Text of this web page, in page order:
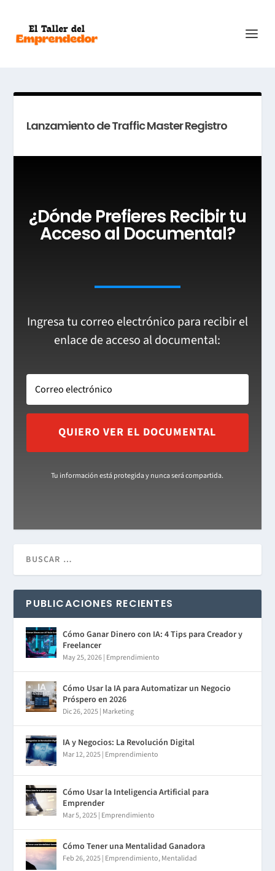
Lanzamiento de Traffic Master Registro
¿Dónde Prefieres Recibir tu
Acceso al Documental?
Ingresa tu correo electrónico para recibir el
enlace de acceso al documental:
QUIERO VER EL DOCUMENTAL
Tu información está protegida y nunca será compartida.
PUBLICACIONES RECIENTES
Cómo Ganar Dinero con IA: 4 Tips para Creador y
Freelancer
May 25, 2026| Emprendimiento
Cómo Usar la IA para Automatizar un Negocio
Próspero en 2026
Dic 26, 2025| Marketing
IA y Negocios: La Revolución Digital
Mar 12, 2025| Emprendimiento
Cómo Usar la Inteligencia Artificial para
Emprender
Mar 5, 2025| Emprendimiento
Cómo Tener una Mentalidad Ganadora
Feb 26, 2025| Emprendimiento,Mentalidad